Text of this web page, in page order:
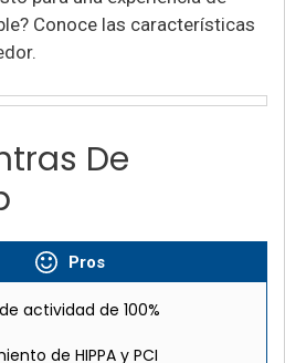
Conoce las características
De
Pros
actividad de 100%
de HIPPA y PCI